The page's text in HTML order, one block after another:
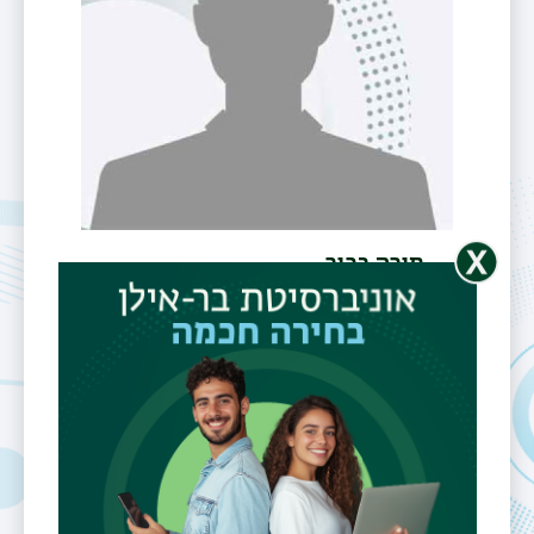
מורה בכיר
ד"ר תמימה
טלפון
03-5318683
דוא"ל